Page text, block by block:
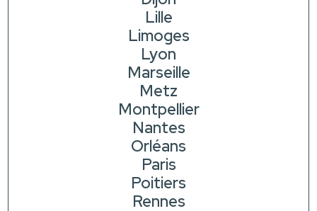
Lille
Limoges
Lyon
Marseille
Metz
Montpellier
Nantes
Orléans
Paris
Poitiers
Rennes